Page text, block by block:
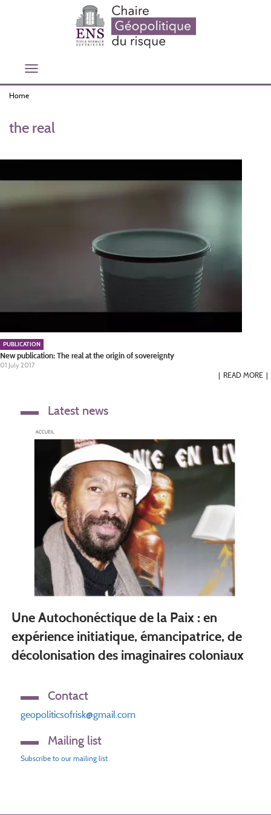
Toggle
Home
the real
PUBLICATION
New publication: The real at the origin of sovereignty
01 July 2017
READ MORE
Latest news
Une Autochonéctique de la Paix : en
expérience initiatique, émancipatrice, de
décolonisation des imaginaires coloniaux
Contact
geopoliticsofrisk@gmail.com
Mailing list
Subscribe to our mailing list